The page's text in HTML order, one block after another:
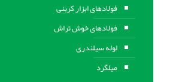
فولادهای ابزار کربنی
فولادهای خوش تراش
لوله سیلندری
میلگرد